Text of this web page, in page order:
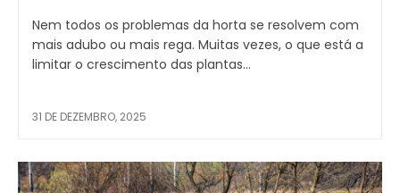
Nem todos os problemas da horta se resolvem com
mais adubo ou mais rega. Muitas vezes, o que está a
limitar o crescimento das plantas...
31 DE DEZEMBRO, 2025